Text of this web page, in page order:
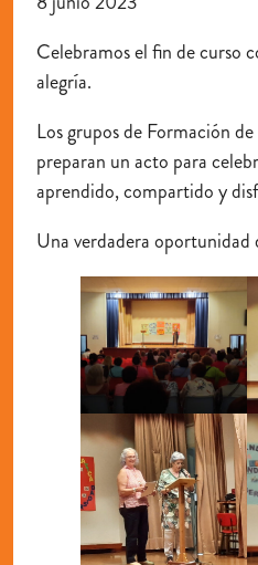
Celebramos el fin de curso
alegría.
Los grupos de Formación
preparan un acto para
aprendido, compartido y
Una verdadera oportunidad